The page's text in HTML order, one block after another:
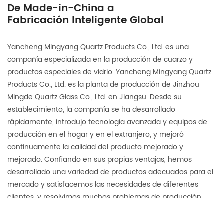
De Made-in-China a
Fabricación Inteligente Global
Yancheng Mingyang Quartz Products Co., Ltd. es una
compañía especializada en la producción de cuarzo y
productos especiales de vidrio. Yancheng Mingyang Quartz
Products Co., Ltd. es la planta de producción de Jinzhou
Mingde Quartz Glass Co., Ltd. en Jiangsu. Desde su
establecimiento, la compañía se ha desarrollado
rápidamente, introdujo tecnología avanzada y equipos de
producción en el hogar y en el extranjero, y mejoró
continuamente la calidad del producto mejorado y
mejorado. Confiando en sus propias ventajas, hemos
desarrollado una variedad de productos adecuados para el
mercado y satisfacemos las necesidades de diferentes